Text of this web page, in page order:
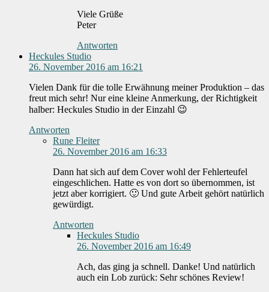
Viele Grüße
Peter
Antworten
Heckules Studio
26. November 2016 am 16:21
Vielen Dank für die tolle Erwähnung meiner Produktion – das
freut mich sehr! Nur eine kleine Anmerkung, der Richtigkeit
halber: Heckules Studio in der Einzahl 😉
Antworten
Rune Fleiter
26. November 2016 am 16:33
Dann hat sich auf dem Cover wohl der Fehlerteufel
eingeschlichen. Hatte es von dort so übernommen, ist
jetzt aber korrigiert. 🙂 Und gute Arbeit gehört natürlich
gewürdigt.
Antworten
Heckules Studio
26. November 2016 am 16:49
Ach, das ging ja schnell. Danke! Und natürlich
auch ein Lob zurück: Sehr schönes Review!